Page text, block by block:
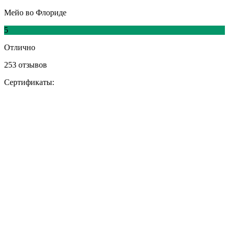
Мейо во Флориде
5
Отлично
253 отзывов
Сертификаты: